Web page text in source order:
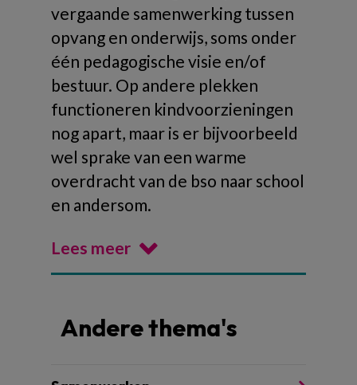
vergaande samenwerking tussen
opvang en onderwijs, soms onder
één pedagogische visie en/of
bestuur. Op andere plekken
functioneren kindvoorzieningen
nog apart, maar is er bijvoorbeeld
wel sprake van een warme
overdracht van de bso naar school
en andersom.
Lees meer
Andere thema's